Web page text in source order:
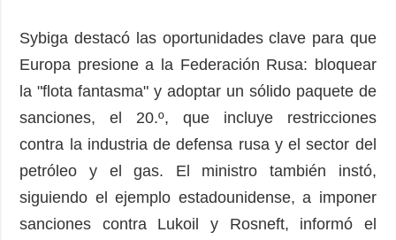
Sybiga destacó las oportunidades clave para que
Europa presione a la Federación Rusa: bloquear
la "flota fantasma" y adoptar un sólido paquete de
sanciones, el 20.º, que incluye restricciones
contra la industria de defensa rusa y el sector del
petróleo y el gas. El ministro también instó,
siguiendo el ejemplo estadounidense, a imponer
sanciones contra Lukoil y Rosneft, informó el